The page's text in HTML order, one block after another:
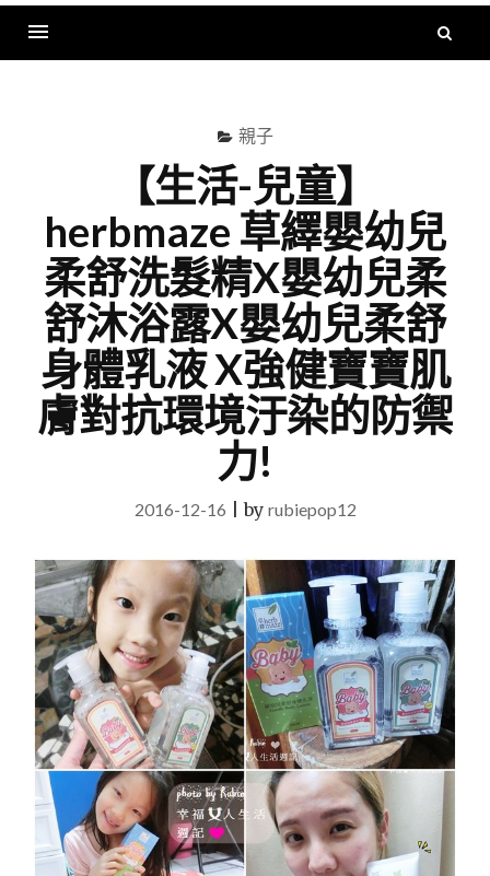
親子
【生活-兒童】
herbmaze 草繹嬰幼兒
柔舒洗髮精X嬰幼兒柔
舒沐浴露X嬰幼兒柔舒
身體乳液 X強健寶寶肌
膚對抗環境汙染的防禦
力!
2016-12-16 |by rubiepop12